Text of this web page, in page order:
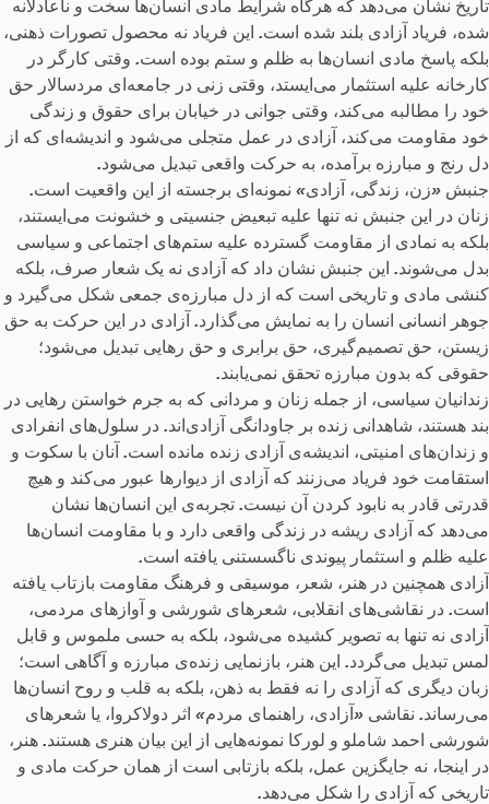
تاریخ نشان می‌دهد که هرگاه شرایط مادی انسان‌ها سخت و ناعادلانه
شده، فریاد آزادی بلند شده است. این فریاد نه محصول تصورات ذهنی،
بلکه پاسخ مادی انسان‌ها به ظلم و ستم بوده است. وقتی کارگر در
کارخانه علیه استثمار می‌ایستد، وقتی زنی در جامعه‌ای مردسالار حق
خود را مطالبه می‌کند، وقتی جوانی در خیابان برای حقوق و زندگی
خود مقاومت می‌کند، آزادی در عمل متجلی می‌شود و اندیشه‌ای که از
دل رنج و مبارزه برآمده، به حرکت واقعی تبدیل می‌شود.
جنبش «زن، زندگی، آزادی» نمونه‌ای برجسته از این واقعیت است.
زنان در این جنبش نه تنها علیه تبعیض جنسیتی و خشونت می‌ایستند،
بلکه به نمادی از مقاومت گسترده علیه ستم‌های اجتماعی و سیاسی
بدل می‌شوند. این جنبش نشان داد که آزادی نه یک شعار صرف، بلکه
کنشی مادی و تاریخی است که از دل مبارزه‌ی جمعی شکل می‌گیرد و
جوهر انسانی انسان را به نمایش می‌گذارد. آزادی در این حرکت به حق
زیستن، حق تصمیم‌گیری، حق برابری و حق رهایی تبدیل می‌شود؛
حقوقی که بدون مبارزه تحقق نمی‌یابند.
زندانیان سیاسی، از جمله زنان و مردانی که به جرم خواستن رهایی در
بند هستند، شاهدانی زنده بر جاودانگی آزادی‌اند. در سلول‌های انفرادی
و زندان‌های امنیتی، اندیشه‌ی آزادی زنده مانده است. آنان با سکوت و
استقامت خود فریاد می‌زنند که آزادی از دیوارها عبور می‌کند و هیچ
قدرتی قادر به نابود کردن آن نیست. تجربه‌ی این انسان‌ها نشان
می‌دهد که آزادی ریشه در زندگی واقعی دارد و با مقاومت انسان‌ها
علیه ظلم و استثمار پیوندی ناگسستنی یافته است.
آزادی همچنین در هنر، شعر، موسیقی و فرهنگ مقاومت بازتاب یافته
است. در نقاشی‌های انقلابی، شعرهای شورشی و آوازهای مردمی،
آزادی نه تنها به تصویر کشیده می‌شود، بلکه به حسی ملموس و قابل
لمس تبدیل می‌گردد. این هنر، بازنمایی زنده‌ی مبارزه و آگاهی است؛
زبان دیگری که آزادی را نه فقط به ذهن، بلکه به قلب و روح انسان‌ها
می‌رساند. نقاشی « آزادی، راهنمای مردم» اثر دولاکروا، یا شعرهای
شورشی احمد شاملو و لورکا نمونه‌هایی از این بیان هنری هستند. هنر،
در اینجا، نه جایگزین عمل، بلکه بازتابی است از همان حرکت مادی و
تاریخی که آزادی را شکل می‌دهد.